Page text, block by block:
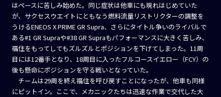
はペースに苦しみ始めた。同じ症状は他車にも現れはじめていた
が、サクセスウエイトにともなう燃料流量リストリクターの調整を
うけるENEOS X PRIME GR Supra、さらにタイトル争いのライバルで
ある#1 GR Supraや#38 GR Supraもパフォーマンスに大きく苦しみ、
福住をもってしてもズルズルとポジションを下げてしまった。11周
目には12番手となり、18周目に入ったフルコースイエロー（FCY）の
後も懸命にポジションを守る戦いとなっていた。
チームは29周を終え福住を呼び戻すことになったが、他車も同様
にピットイン。ここで、メカニックたちは迅速な作業で交代した大